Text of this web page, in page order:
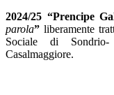
2024/25 “Prencipe
parola” liberamente
Sociale di Sondrio-
Casalmaggiore.